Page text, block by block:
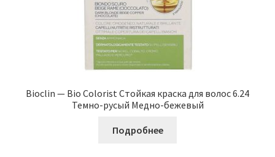
Bioclin — Bio Colorist Стойкая краска для волос 6.24
Темно-русый Медно-бежевый
Подробнее